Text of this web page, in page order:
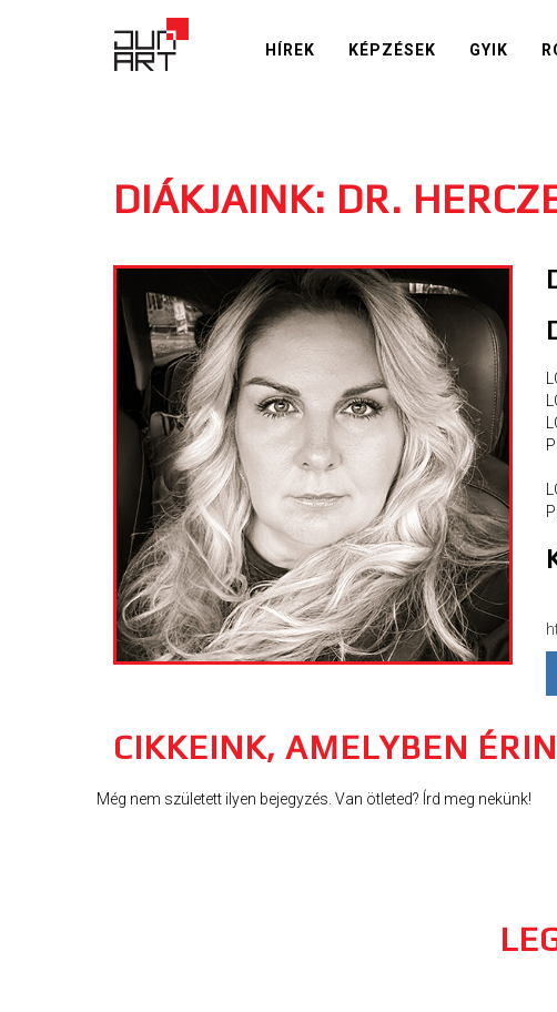
HÍREK KÉPZÉSEK GYIK
DIÁKJAINK: DR.
CIKKEINK, AMELYBEN
Még nem született ilyen bejegyzés. Van ötleted? Írd meg nekünk!